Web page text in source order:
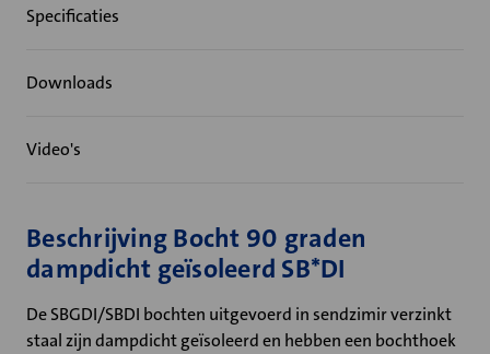
Specificaties
Downloads
Video's
Beschrijving Bocht 90 graden
dampdicht geïsoleerd SB*DI
De SBGDI/SBDI bochten uitgevoerd in sendzimir verzinkt
staal zijn dampdicht geïsoleerd en hebben een bochthoek